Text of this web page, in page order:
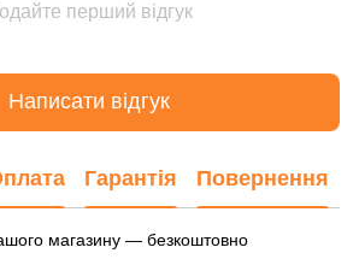
перший відгук
Написати відгук
Гарантія Повернення
магазину — безкоштовно